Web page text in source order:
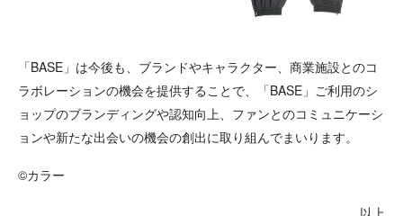
「BASE」は今後も、ブランドやキャラクター、商業施設とのコ
ラボレーションの機会を提供することで、「BASE」ご利用のシ
ョップのブランディングや認知向上、ファンとのコミュニケーシ
ョンや新たな出会いの機会の創出に取り組んでまいります。
©カラー
以上